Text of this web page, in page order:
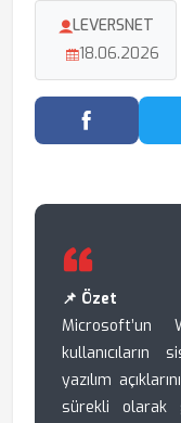
LEVERSNET
18.06.2026
📌 Özet
Microsoft’un
yazılım
sürekli olarak